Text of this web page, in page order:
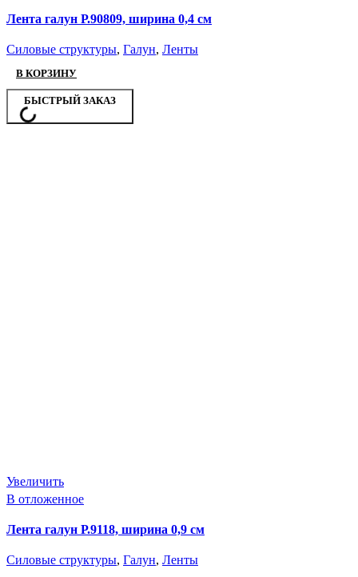
Лента галун Р.90809, ширина 0,4 см
Силовые структуры, Галун, Ленты
В КОРЗИНУ
БЫСТРЫЙ ЗАКАЗ
Увеличить
В отложенное
Лента галун Р.9118, ширина 0,9 см
Силовые структуры, Галун, Ленты